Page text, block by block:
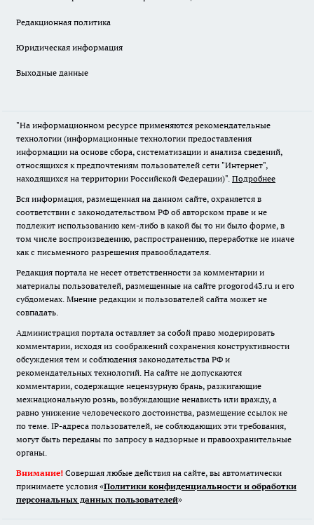
Редакционная политика
Юридическая информация
Выходные данные
"На информационном ресурсе применяются рекомендательные
технологии (информационные технологии предоставления
информации на основе сбора, систематизации и анализа сведений,
относящихся к предпочтениям пользователей сети "Интернет",
находящихся на территории Российской Федерации)". Подробнее
Вся информация, размещенная на данном сайте, охраняется в
соответствии с законодательством РФ об авторском праве и не
подлежит использованию кем-либо в какой бы то ни было форме, в
том числе воспроизведению, распространению, переработке не иначе
как с письменного разрешения правообладателя.
Редакция портала не несет ответственности за комментарии и
материалы пользователей, размещенные на сайте progorod43.ru и его
субдоменах. Мнение редакции и пользователей сайта может не
совпадать.
Администрация портала оставляет за собой право модерировать
комментарии, исходя из соображений сохранения конструктивности
обсуждения тем и соблюдения законодательства РФ и
рекомендательных технологий. На сайте не допускаются
комментарии, содержащие нецензурную брань, разжигающие
межнациональную рознь, возбуждающие ненависть или вражду, а
равно унижение человеческого достоинства, размещение ссылок не
по теме. IP-адреса пользователей, не соблюдающих эти требования,
могут быть переданы по запросу в надзорные и правоохранительные
органы.
Внимание! Совершая любые действия на сайте, вы автоматически
принимаете условия «Политики конфиденциальности и обработки
персональных данных пользователей»